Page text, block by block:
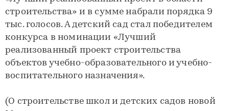
строительства» и в сумме набрали порядка 9
тыс. голосов. А детский сад стал победителем
конкурса в номинации «Лучший
реализованный проект строительства
объектов учебно-образовательного и учебно-
воспитательного назначения».
(О строительстве школ и детских садов новой